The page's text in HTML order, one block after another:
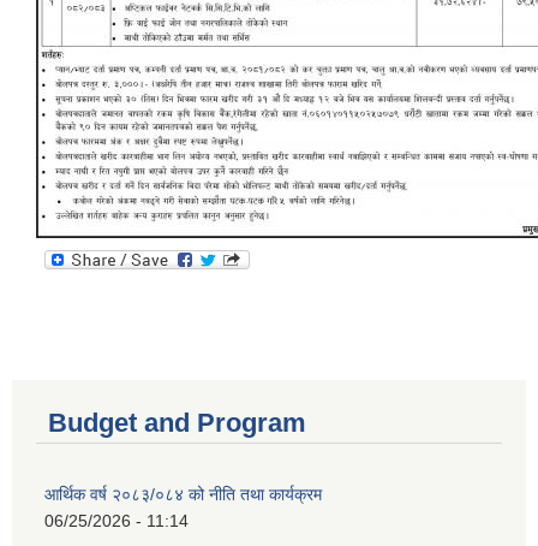
Budget and Program
आर्थिक वर्ष २०८३/०८४ को नीति तथा कार्यक्रम
06/25/2026 - 11:14